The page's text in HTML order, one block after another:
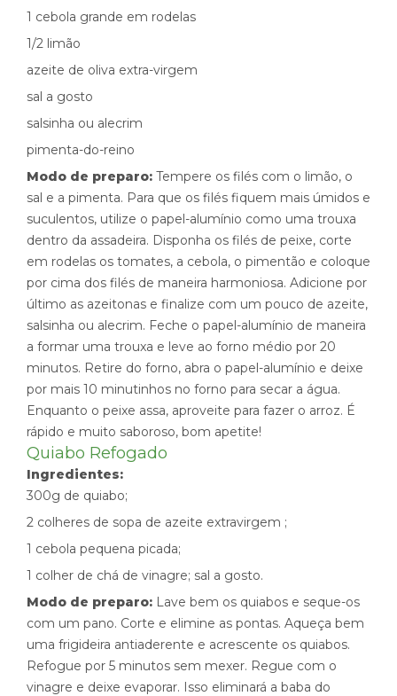
1 cebola grande em rodelas
1/2 limão
azeite de oliva extra-virgem
sal a gosto
salsinha ou alecrim
pimenta-do-reino
Modo de preparo: Tempere os filés com o limão, o
sal e a pimenta. Para que os filés fiquem mais úmidos e
suculentos, utilize o papel-alumínio como uma trouxa
dentro da assadeira. Disponha os filés de peixe, corte
em rodelas os tomates, a cebola, o pimentão e coloque
por cima dos filés de maneira harmoniosa. Adicione por
último as azeitonas e finalize com um pouco de azeite,
salsinha ou alecrim. Feche o papel-alumínio de maneira
a formar uma trouxa e leve ao forno médio por 20
minutos. Retire do forno, abra o papel-alumínio e deixe
por mais 10 minutinhos no forno para secar a água.
Enquanto o peixe assa, aproveite para fazer o arroz. É
rápido e muito saboroso, bom apetite!
Quiabo Refogado
Ingredientes:
300g de quiabo;
2 colheres de sopa de azeite extravirgem ;
1 cebola pequena picada;
1 colher de chá de vinagre; sal a gosto.
Modo de preparo: Lave bem os quiabos e seque-os
com um pano. Corte e elimine as pontas. Aqueça bem
uma frigideira antiaderente e acrescente os quiabos.
Refogue por 5 minutos sem mexer. Regue com o
vinagre e deixe evaporar. Isso eliminará a baba do